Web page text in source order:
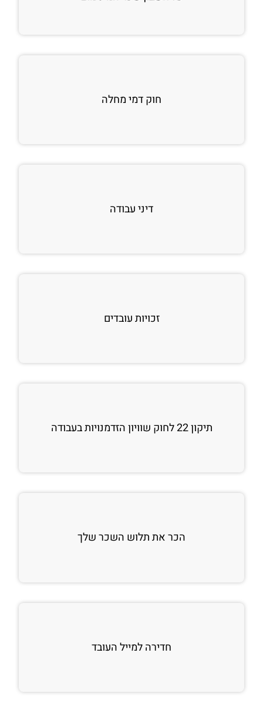
חוק דמי מחלה
דיני עבודה
זכויות עובדים
תיקון 22 לחוק שוויון הזדמנויות בעבודה
הכר את תלוש השכר שלך
חדירה למייל העובד